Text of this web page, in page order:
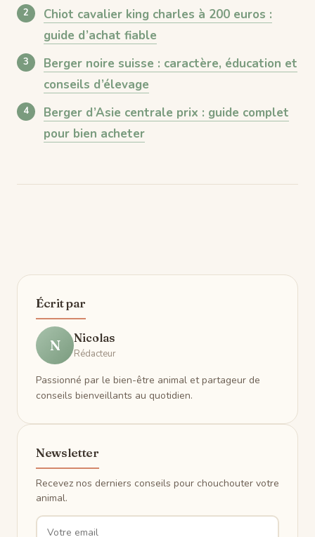
Chiot cavalier king charles à 200 euros :
guide d’achat fiable
Berger noire suisse : caractère, éducation et
conseils d’élevage
Berger d’Asie centrale prix : guide complet
pour bien acheter
Écrit par
N Nicolas
Rédacteur
Passionné par le bien-être animal et partageur de
conseils bienveillants au quotidien.
Newsletter
Recevez nos derniers conseils pour chouchouter votre
animal.